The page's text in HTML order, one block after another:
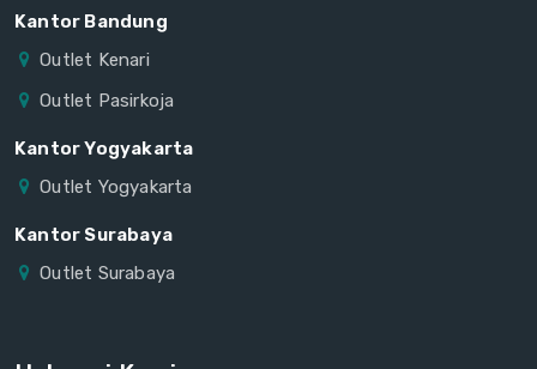
Kantor Bandung
Outlet Kenari
Outlet Pasirkoja
Kantor Yogyakarta
Outlet Yogyakarta
Kantor Surabaya
Outlet Surabaya